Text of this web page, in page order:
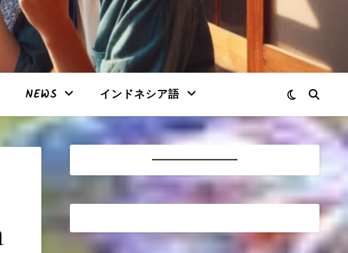
NEWS インドネシア語